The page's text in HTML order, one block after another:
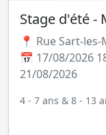
Stage d'été -
📍 Rue Sart-
📅 17/08/2026
21/08/2026
4 - 7 ans & 8 - 13